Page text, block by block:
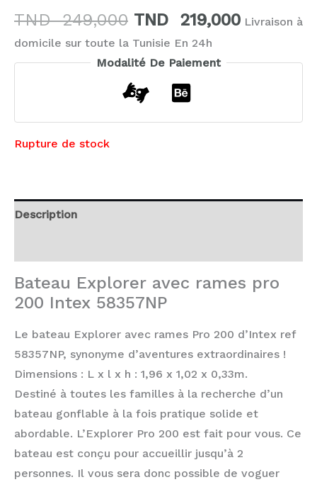
TND249,000 TND 219,000 Livraison à
domicile sur toute la Tunisie En 24h
Modalité De Paiement
Rupture de stock
Description
Bateau Explorer avec rames pro
200 Intex 58357NP
Le bateau Explorer avec rames Pro 200 d’Intex ref
58357NP, synonyme d’aventures extraordinaires !
Dimensions : L x l x h : 1,96 x 1,02 x 0,33m.
Destiné à toutes les familles à la recherche d’un
bateau gonflable à la fois pratique solide et
abordable. L’Explorer Pro 200 est fait pour vous. Ce
bateau est conçu pour accueillir jusqu’à 2
personnes. Il vous sera donc possible de voguer